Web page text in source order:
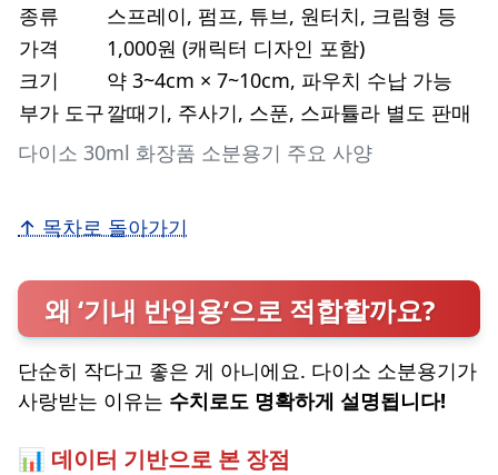
다이소 30ml 화장품 소분용기 주요 사양
종류
스프레이, 펌프, 튜브, 원터치, 크림형 등
가격
1,000원 (캐릭터 디자인 포함)
크기
약 3~4cm × 7~10cm, 파우치 수납 가능
부가 도구깔때기, 주사기, 스푼, 스파튤라 별도 판매
↑ 목차로 돌아가기
왜 ‘기내 반입용’으로 적합할까요?
단순히 작다고 좋은 게 아니에요. 다이소 소분용기가
사랑받는 이유는 수치로도 명확하게 설명됩니다!
📊 데이터 기반으로 본 장점